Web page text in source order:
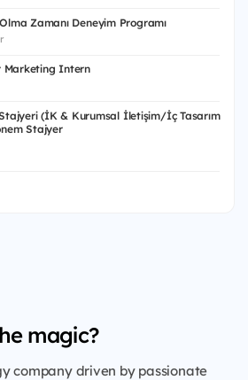
Zamanı Deneyim Programı
Marketing Intern
(İK & Kurumsal İletişim/İç Tasarım
Stajyer
magic?
company driven by passionate